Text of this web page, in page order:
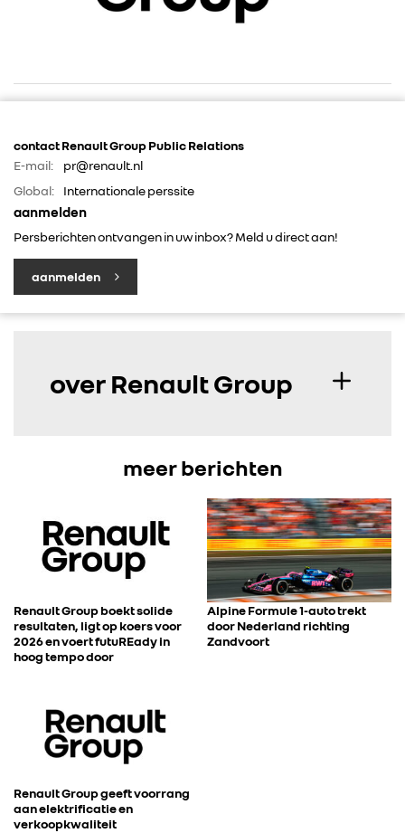
RENAULT GROUP
DACIA
CONTACT
contact Renault Group Public Relations
E-mail:
pr@renault.nl
Global:
Internationale perssite
aanmelden
Persberichten ontvangen in uw inbox? Meld u direct aan!
aanmelden
over Renault Group
meer berichten
Renault Group boekt solide
resultaten, ligt op koers voor
2026 en voert futuREady in
hoog tempo door
Alpine Formule 1-auto trekt
door Nederland richting
Zandvoort
Renault Group geeft voorrang
aan elektrificatie en
verkoopkwaliteit